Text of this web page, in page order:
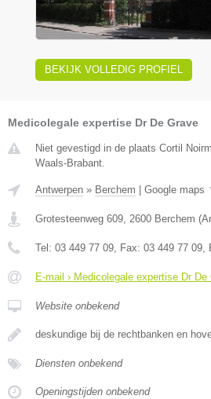
BEKIJK VOLLEDIG PROFIEL
Medicolegale expertise Dr De Grave
Niet gevestigd in de plaats Cortil
Waals-Brabant.
Antwerpen » Berchem Google maps
Grotesteenweg 609, 2600 Berchem (
Tel: 03 449 77 09, Fax: 03 449 77 09,
E-mail › Medicolegale expertise Dr De
Website onbekend
deskundige bij de rechtbanken en
Diensten onbekend
Openingstijden onbekend